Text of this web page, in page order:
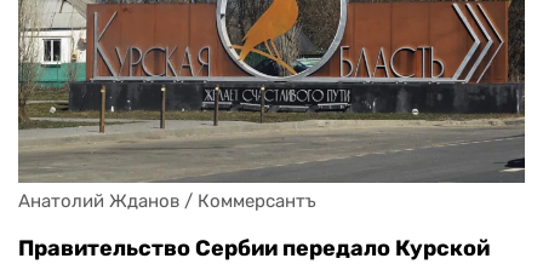
Анатолий Жданов / Коммерсантъ
Правительство Сербии передало Курской